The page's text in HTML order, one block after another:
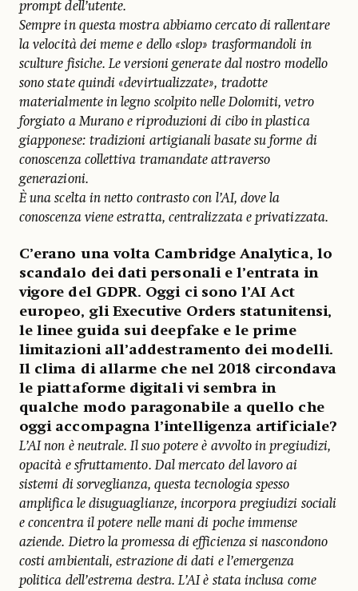
prompt dell’utente.
Sempre in questa mostra abbiamo cercato di rallentare
la velocità dei meme e dello «slop» trasformandoli in
sculture fisiche. Le versioni generate dal nostro modello
sono state quindi «devirtualizzate», tradotte
materialmente in legno scolpito nelle Dolomiti, vetro
forgiato a Murano e riproduzioni di cibo in plastica
giapponese: tradizioni artigianali basate su forme di
conoscenza collettiva tramandate attraverso
generazioni.
È una scelta in netto contrasto con l’AI, dove la
conoscenza viene estratta, centralizzata e privatizzata.
C’erano una volta Cambridge Analytica, lo
scandalo dei dati personali e l’entrata in
vigore del GDPR. Oggi ci sono l’AI Act
europeo, gli Executive Orders statunitensi,
le linee guida sui deepfake e le prime
limitazioni all’addestramento dei modelli.
Il clima di allarme che nel 2018 circondava
le piattaforme digitali vi sembra in
qualche modo paragonabile a quello che
oggi accompagna l’intelligenza artificiale?
L’AI non è neutrale. Il suo potere è avvolto in pregiudizi,
opacità e sfruttamento. Dal mercato del lavoro ai
sistemi di sorveglianza, questa tecnologia spesso
amplifica le disuguaglianze, incorpora pregiudizi sociali
e concentra il potere nelle mani di poche immense
aziende. Dietro la promessa di efficienza si nascondono
costi ambientali, estrazione di dati e l’emergenza
politica dell’estrema destra. L’AI è stata inclusa come